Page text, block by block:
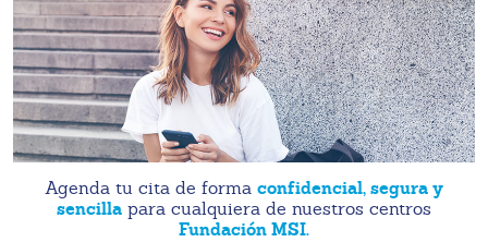
Agenda tu cita de forma confidencial, segura y
sencilla para cualquiera de nuestros centros
Fundación MSI.